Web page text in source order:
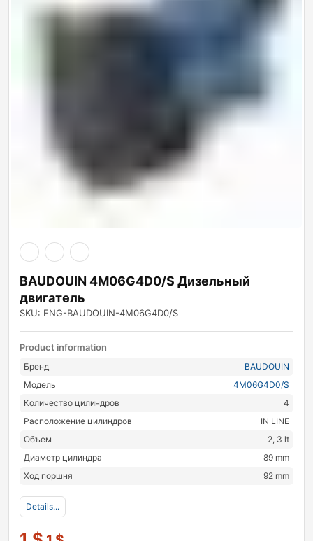
BAUDOUIN 4M06G4D0/S Дизельный
двигатель
SKU: ENG-BAUDOUIN-4M06G4D0/S
Product information
Бренд
BAUDOUIN
Модель
4M06G4D0/S
Количество цилиндров
4
Расположение цилиндров
IN LINE
Объем
2, 3 lt
Диаметр цилиндра
89 mm
Ход поршня
92 mm
Details...